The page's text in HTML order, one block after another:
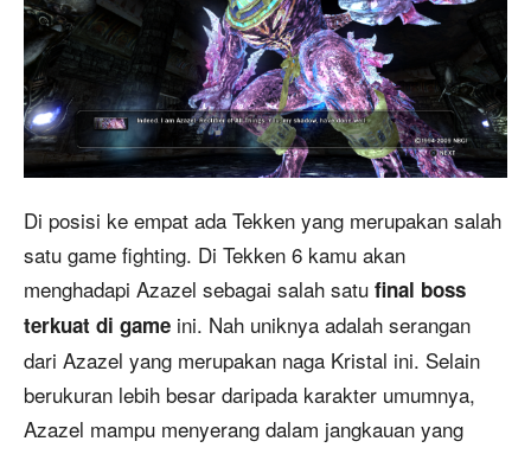
Di posisi ke empat ada Tekken yang merupakan salah
satu game fighting. Di Tekken 6 kamu akan
menghadapi Azazel sebagai salah satu final boss
terkuat di game ini. Nah uniknya adalah serangan
dari Azazel yang merupakan naga Kristal ini. Selain
berukuran lebih besar daripada karakter umumnya,
Azazel mampu menyerang dalam jangkauan yang